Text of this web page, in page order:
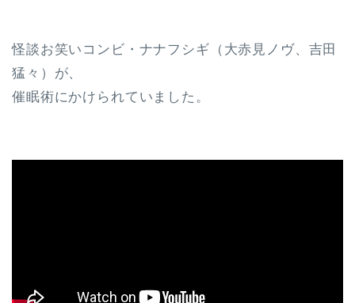
怪談お笑いコンビ・ナナフシギ（大赤見ノヴ、吉田
猛々）が、
催眠術にかけられていました。